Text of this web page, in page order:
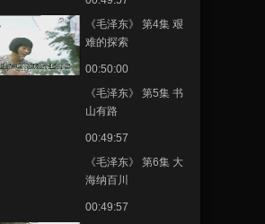
《毛泽东》 第4集 艰
难的探索
00:50:00
《毛泽东》 第5集 书
山有路
00:49:57
《毛泽东》 第6集 大
海纳百川
00:49:57